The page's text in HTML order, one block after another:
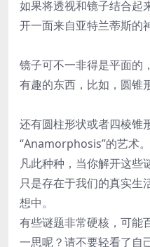
如果将透视和镜子结合起
开一面来自亚特兰蒂斯的
镜子可不一非得是平面的
有趣的东西，比如，圆锥
还有圆柱形状或者四棱锥
“Anamorphosis”的艺术。
凡此种种，当你解开这些
只是存在于我们的真实生
想中。
有些谜题非常硬核，可能
一思呢？请不要轻看了自